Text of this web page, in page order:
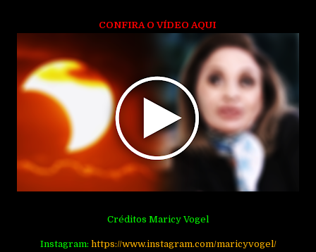
CONFIRA O VÍDEO AQUI
Créditos Maricy Vogel
Instagram: https://www.instagram.com/maricyvogel/